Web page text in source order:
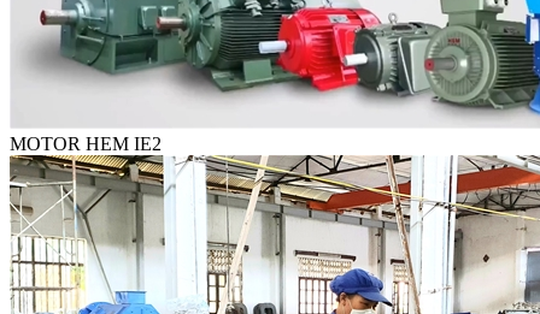
MOTOR HEM IE2